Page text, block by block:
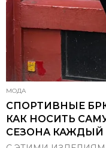
МОДА
СПОРТИВНЫЕ
КАК НОСИТЬ
СЕЗОНА КАЖДЫЙ